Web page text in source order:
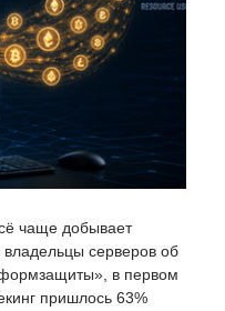
чаще добывает
владельцы серверов об
в первом
пришлось 63%